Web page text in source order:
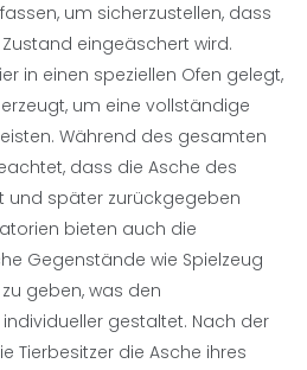
um sicherzustellen, dass
eingeäschert wird.
in einen speziellen Ofen gelegt,
um eine vollständige
Während des gesamten
dass die Asche des
und später zurückgegeben
bieten auch die
Gegenstände wie Spielzeug
geben, was den
gestaltet. Nach der
Tierbesitzer die Asche ihres